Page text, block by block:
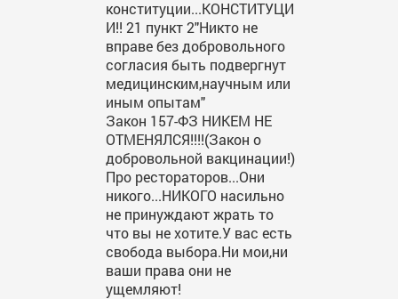
конституции...КОНСТИТУЦИ
И!! 21 пункт 2"Никто не
вправе без добровольного
согласия быть подвергнут
медицинским,научным или
иным опытам"
Закон 157-ФЗ НИКЕМ НЕ
ОТМЕНЯЛСЯ!!!!(Закон о
добровольной вакцинации!)
Про рестораторов...Они
никого...НИКОГО насильно
не принуждают жрать то
что вы не хотите.У вас есть
свобода выбора.Ни мои,ни
ваши права они не
ущемляют!